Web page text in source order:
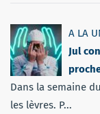
A LA
Jul
Dans la semaine
les lèvres. P...